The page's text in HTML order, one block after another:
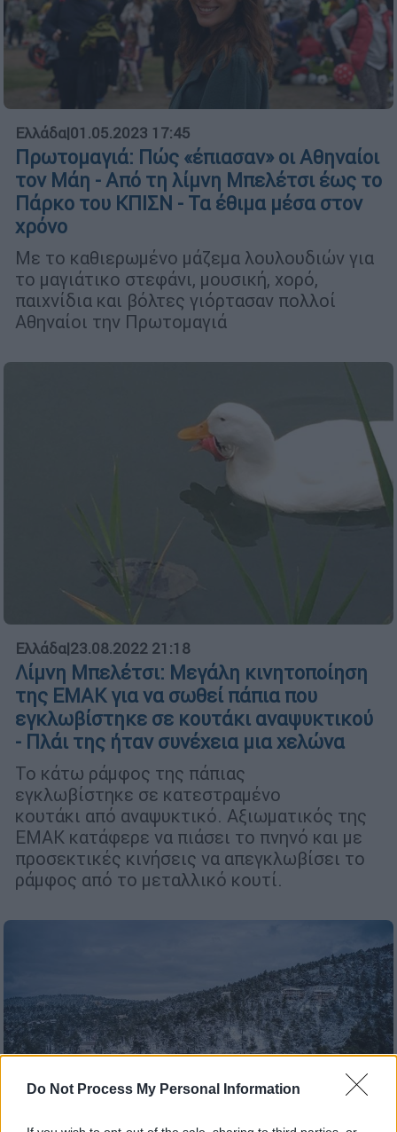
Do Not Process My Personal Information
Ελλάδα|01.05.2023 17:45
Πρωτομαγιά: Πώς «έπιασαν» οι Αθηναίοι
τον Μάη - Από τη λίμνη Μπελέτσι έως το
Πάρκο του ΚΠΙΣΝ - Τα έθιμα μέσα στον
χρόνο
Με το καθιερωμένο μάζεμα λουλουδιών για
το μαγιάτικο στεφάνι, μουσική, χορό,
παιχνίδια και βόλτες γιόρτασαν πολλοί
Αθηναίοι την Πρωτομαγιά
Ελλάδα|23.08.2022 21:18
Λίμνη Μπελέτσι: Μεγάλη κινητοποίηση
της ΕΜΑΚ για να σωθεί πάπια που
εγκλωβίστηκε σε κουτάκι αναψυκτικού
- Πλάι της ήταν συνέχεια μια χελώνα
Το κάτω ράμφος της πάπιας
εγκλωβίστηκε σε κατεστραμένο
κουτάκι από αναψυκτικό. Αξιωματικός της
ΕΜΑΚ κατάφερε να πιάσει το πνηνό και με
προσεκτικές κινήσεις να απεγκλωβίσει το
ράμφος από το μεταλλικό κουτί.